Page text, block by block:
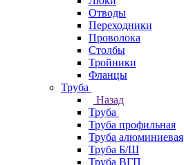
Отводы
Переходники
Проволока
Столбы
Тройники
Фланцы
Труба
Назад
Труба
Труба профильная
Труба алюминиевая
Труба Б/Ш
Труба ВГП